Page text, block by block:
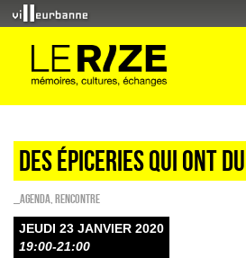
Des épiceries qui ont
_Agenda Rencontre
JEUDI 23 JANVIER 2020
19:00-21:00